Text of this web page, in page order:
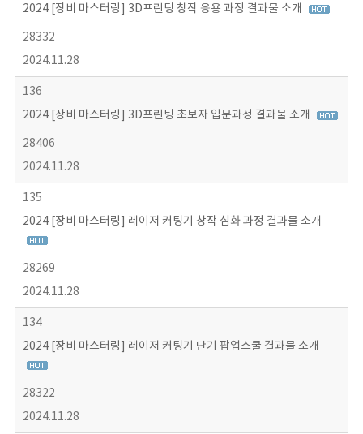
2024 [장비 마스터링] 3D프린팅 창작 응용 과정 결과물 소개
28332
2024.11.28
136
2024 [장비 마스터링] 3D프린팅 초보자 입문과정 결과물 소개
28406
2024.11.28
135
2024 [장비 마스터링] 레이저 커팅기 창작 심화 과정 결과물 소개
28269
2024.11.28
134
2024 [장비 마스터링] 레이저 커팅기 단기 팝업스쿨 결과물 소개
28322
2024.11.28